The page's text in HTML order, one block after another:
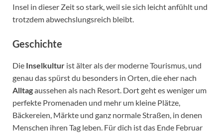
Insel in dieser Zeit so stark, weil sie sich leicht anfühlt und
trotzdem abwechslungsreich bleibt.
Geschichte
Die Inselkultur ist älter als der moderne Tourismus, und
genau das spürst du besonders in Orten, die eher nach
Alltagaussehen als nach Resort. Dort geht es weniger um
perfekte Promenaden und mehr um kleine Plätze,
Bäckereien, Märkte und ganz normale Straßen, in denen
Menschen ihren Tag leben. Für dich ist das Ende Februar